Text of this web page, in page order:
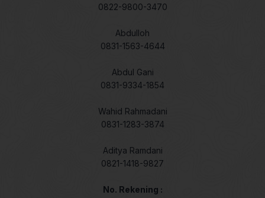
0822-9800-3470
Abdulloh
0831-1563-4644
Abdul Gani
0831-9334-1854
Wahid Rahmadani
0831-1283-3874
Aditya Ramdani
0821-1418-9827
No. Rekening :